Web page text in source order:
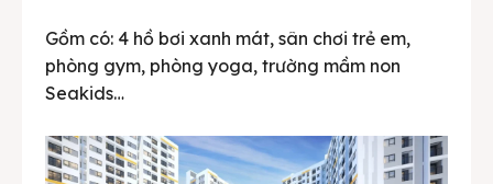
Gồm có: 4 hồ bơi xanh mát, sân chơi trẻ em,
phòng gym, phòng yoga, trường mầm non
Seakids…